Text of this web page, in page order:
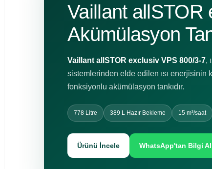
Vaillant allSTOR
Akümülasyon
Vaillant allSTOR exclusiv VPS 800/3-7,
sistemlerinden elde edilen ısı enerjisinin
fonksiyonlu akümülasyon tankıdır.
778 Litre 389 L Hazır Bekleme 15 m³/saat
Ürünü İncele WhatsApp'tan Bilgi Al